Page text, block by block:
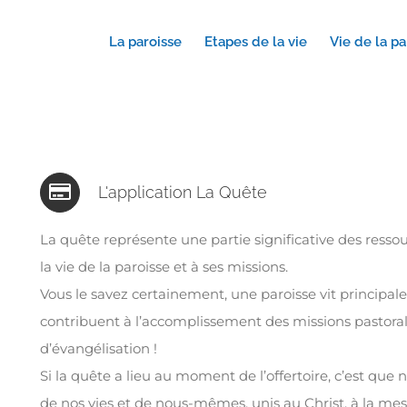
La paroisse Etapes de la vie Vie de la
L'application La Quête
La quête représente une partie significative des
la vie de la paroisse et à ses missions.
Vous le savez certainement, une paroisse vit
contribuent à l’accomplissement des missions
d’évangélisation !
Si la quête a lieu au moment de l’offertoire, c’est que
de nos vies et de nous-mêmes, unis au Christ, à la